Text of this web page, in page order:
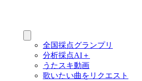
全国採点グランプリ
分析採点AI＋
うたスキ動画
歌いたい曲をリクエスト